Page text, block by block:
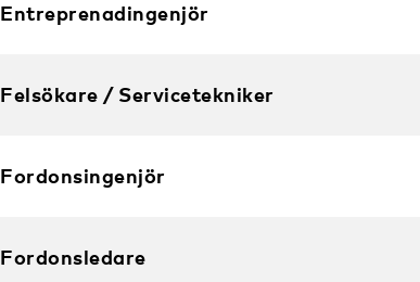
Entreprenadingenjör
Felsökare / Servicetekniker
Fordonsingenjör
Fordonsledare